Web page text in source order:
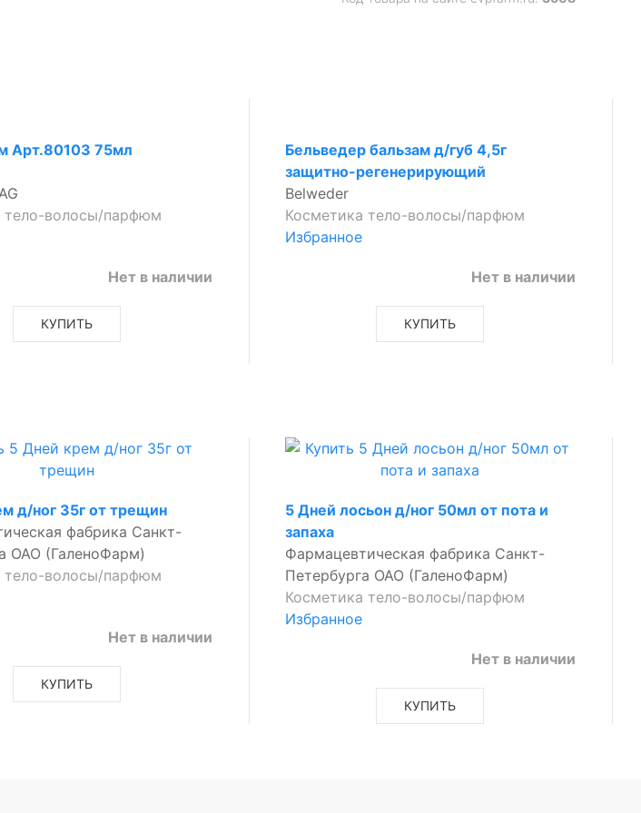
Арт.80103 75мл
тело-волосы/парфюм
Нет в наличии
КУПИТЬ
Бельведер бальзам д/губ 4,5г
защитно-регенерирующий
Belweder
Косметика тело-волосы/парфюм
Избранное
Нет в наличии
КУПИТЬ
д/ног 35г от трещин
фабрика Санкт-
ОАО (ГаленоФарм)
тело-волосы/парфюм
Нет в наличии
КУПИТЬ
5 Дней лосьон д/ног 50мл от пота и
запаха
Фармацевтическая фабрика Санкт-
Петербурга ОАО (ГаленоФарм)
Косметика тело-волосы/парфюм
Избранное
Нет в наличии
КУПИТЬ